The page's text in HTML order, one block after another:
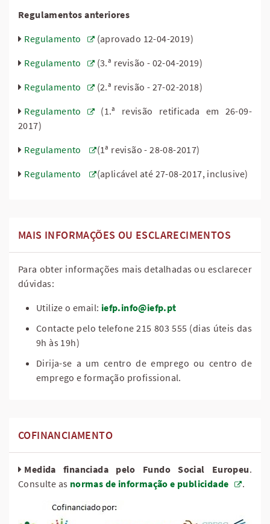
Regulamentos anteriores
Regulamento
(aprovado 12-04-2019)
Regulamento
(3.ª revisão - 02-04-2019)
Regulamento
(2.ª revisão - 27-02-2018)
Regulamento
(1.ª revisão retificada em 26-09-
2017)
Regulamento
(1ª revisão - 28-08-2017)
Regulamento
(aplicável até 27-08-2017, inclusive)
MAIS INFORMAÇÕES OU ESCLARECIMENTOS
Para obter informações mais detalhadas ou esclarecer
dúvidas:
Utilize o email: iefp.info@iefp.pt
Contacte pelo telefone 215 803 555 (dias úteis das
9h às 19h)
Dirija-se a um centro de emprego ou centro de
emprego e formação profissional.
COFINANCIAMENTO
Medida financiada pelo Fundo Social Europeu.
Consulte as normas de informação e publicidade .